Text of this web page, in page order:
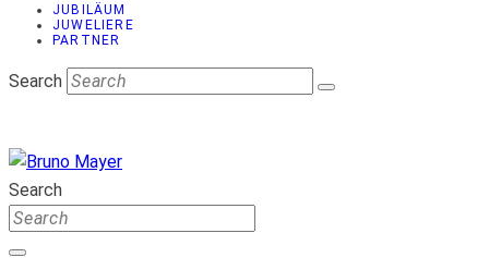
JUBILÄUM
JUWELIERE
PARTNER
Search
Search